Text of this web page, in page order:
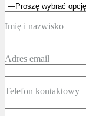
Imię i nazwisko
Adres email
Telefon kontaktowy